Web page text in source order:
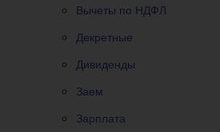
Вычеты по НДФЛ
Декретные
Дивиденды
Заем
Зарплата